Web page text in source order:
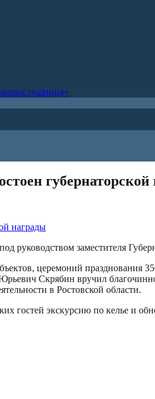
руководством заместителя
церемоний празднования
Скрябин вручил
в Ростовской области.
гостей экскурсию по келье и